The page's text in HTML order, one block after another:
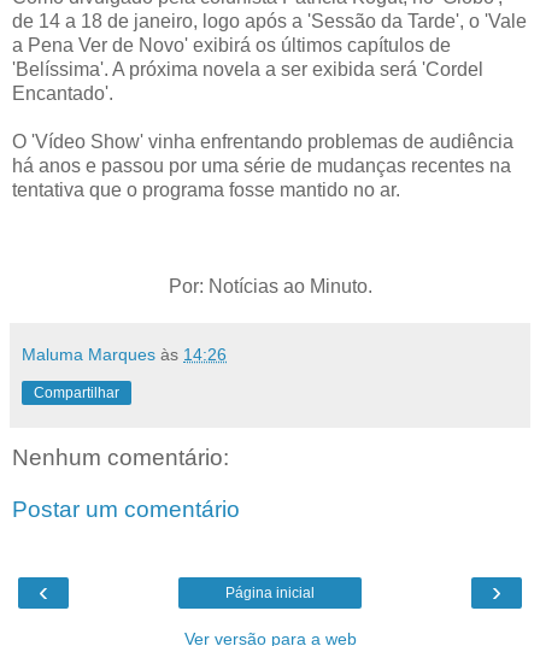
de 14 a 18 de janeiro, logo após a 'Sessão da Tarde', o 'Vale
a Pena Ver de Novo' exibirá os últimos capítulos de
'Belíssima'. A próxima novela a ser exibida será 'Cordel
Encantado'.
O 'Vídeo Show' vinha enfrentando problemas de audiência
há anos e passou por uma série de mudanças recentes na
tentativa que o programa fosse mantido no ar.
Por: Notícias ao Minuto.
Maluma Marques às 14:26
Compartilhar
Nenhum comentário:
Postar um comentário
‹ ›
Página inicial
Ver versão para a web